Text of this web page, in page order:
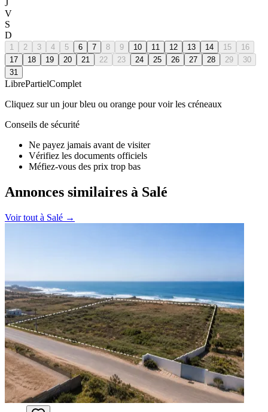
J
V
S
D
1 2 3 4 5 6 7 8 9 10 11 12 13 14 15
16
17
18 19 20 21 22 23 24 25 26 27 28 29
30
31
LibrePartielComplet
Cliquez sur un jour bleu ou orange pour voir les créneaux
Conseils de sécurité
Ne payez jamais avant de visiter
Vérifiez les documents officiels
Méfiez-vous des prix trop bas
Annonces similaires à Salé
Voir tout à Salé →